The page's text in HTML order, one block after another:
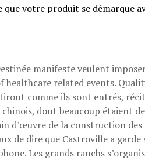
manifeste veulent
healthcare related events.
comme ils sont entrés,
dont beaucoup étaient
d’œuvre de la construction
de dire que Castroville a
Les grands ranchs